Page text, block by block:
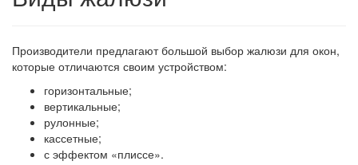
Производители предлагают большой выбор жалюзи для окон,
которые отличаются своим устройством:
горизонтальные;
вертикальные;
рулонные;
кассетные;
с эффектом «плиссе».